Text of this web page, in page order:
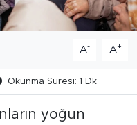
A- A+
Okunma Süresi: 1 Dk
yoğun